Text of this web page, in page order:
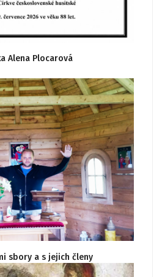
Alena Plocarová
sbory a s jejich členy